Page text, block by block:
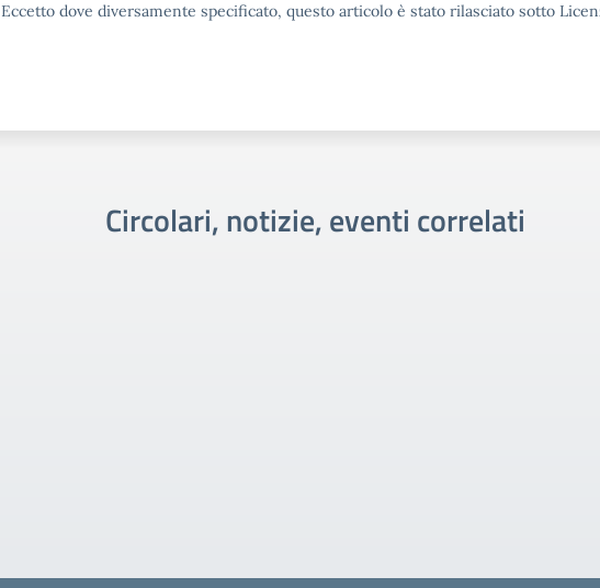
Eccetto dove diversamente specificato, questo articolo è stato rilasciato sotto
Circolari, notizie, eventi correlati